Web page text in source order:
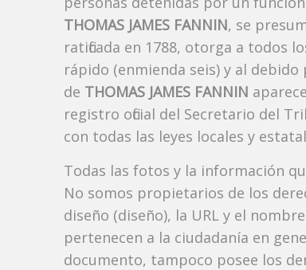
THOMAS JAMES FANNIN, se
ratificada en 1788, otorga a todos
rápido (enmienda seis) y al
de THOMAS JAMES FANNIN
registro oficial del Secretario del
con todas las leyes locales y
Todas las fotos y la información
No somos propietarios de los
diseño (diseño), la URL y el
pertenecen a la ciudadanía en
documento, tampoco posee los